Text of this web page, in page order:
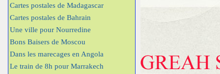
Cartes postales de Madagascar
Cartes postales de Bahrain
Une ville pour Nourredine
Bons Baisers de Moscou
Dans les marecages en Angola
Le train de 8h pour Marrakech